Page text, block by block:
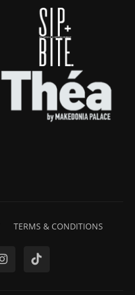
TERMS & CONDITIONS